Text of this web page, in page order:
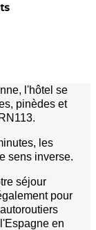
l'hôtel se
pinèdes et
les
sens inverse.
séjour
pour
en